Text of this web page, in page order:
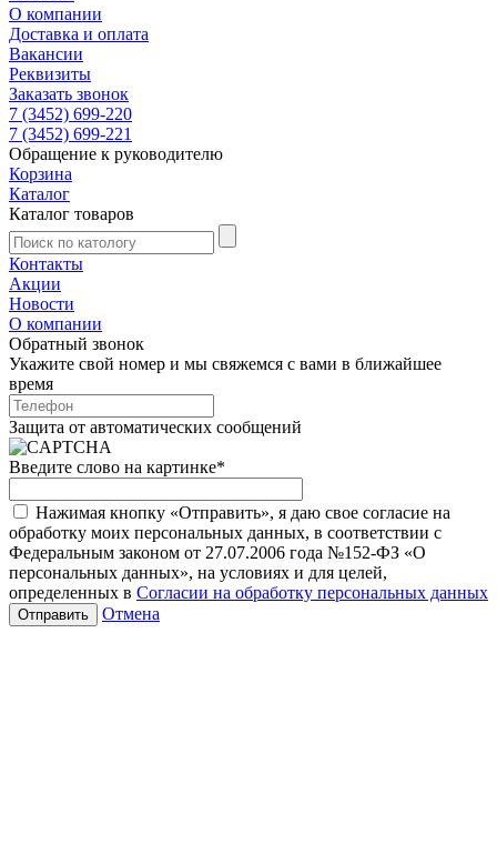
О компании
Доставка и оплата
Вакансии
Реквизиты
Заказать звонок
7 (3452) 699-220
7 (3452) 699-221
Обращение к руководителю
Корзина
Каталог
Каталог товаров
Контакты
Акции
Новости
О компании
Обратный звонок
Укажите свой номер и мы свяжемся с вами в ближайшее
время
Защита от автоматических сообщений
Введите слово на картинке*
Нажимая кнопку «Отправить», я даю свое согласие на
обработку моих персональных данных, в соответствии с
Федеральным законом от 27.07.2006 года №152-ФЗ «О
персональных данных», на условиях и для целей,
определенных в Согласии на обработку персональных данных
Отмена